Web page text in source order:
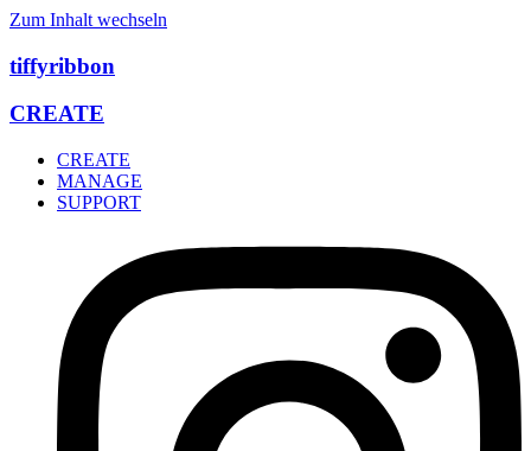
Zum Inhalt wechseln
tiffyribbon
CREATE
CREATE
MANAGE
SUPPORT